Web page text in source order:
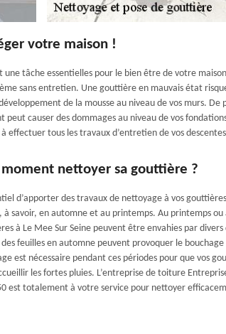
votre maison !
une tâche essentielles pour le bien être de votre
sans entretien. Une gouttière en mauvais état
de la mousse au niveau de vos murs. De
peut causer des dommages au niveau de vos
effectuer tous les travaux d’entretien de vos
nettoyer sa gouttière ?
d’apporter des travaux de nettoyage à vos
à savoir, en automne et au printemps. Au printemps ou
à Le Mee Sur Seine peuvent être envahies par
des feuilles en automne peuvent provoquer le
est nécessaire pendant ces périodes pour que vos
les fortes pluies. L’entreprise de toiture
est totalement à votre service pour nettoyer